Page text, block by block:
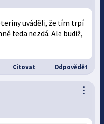
uváděli, že tím trpí
teda nezdá. Ale budiž,
Citovat Odpovědět
⋮